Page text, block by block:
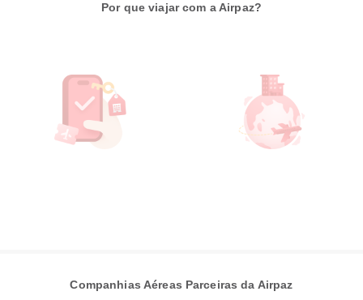
Por que viajar com a Airpaz?
Companhias Aéreas Parceiras da Airpaz